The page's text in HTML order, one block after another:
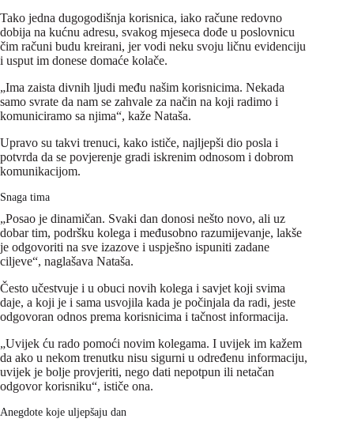
Tako jedna dugogodišnja korisnica, iako račune redovno
dobija na kućnu adresu, svakog mjeseca dođe u poslovnicu
čim računi budu kreirani, jer vodi neku svoju ličnu evidenciju
i usput im donese domaće kolače.
„Ima zaista divnih ljudi među našim korisnicima. Nekada
samo svrate da nam se zahvale za način na koji radimo i
komuniciramo sa njima“, kaže Nataša.
Upravo su takvi trenuci, kako ističe, najljepši dio posla i
potvrda da se povjerenje gradi iskrenim odnosom i dobrom
komunikacijom.
Snaga tima
„Posao je dinamičan. Svaki dan donosi nešto novo, ali uz
dobar tim, podršku kolega i međusobno razumijevanje, lakše
je odgovoriti na sve izazove i uspješno ispuniti zadane
ciljeve“, naglašava Nataša.
Često učestvuje i u obuci novih kolega i savjet koji svima
daje, a koji je i sama usvojila kada je počinjala da radi, jeste
odgovoran odnos prema korisnicima i tačnost informacija.
„Uvijek ću rado pomoći novim kolegama. I uvijek im kažem
da ako u nekom trenutku nisu sigurni u određenu informaciju,
uvijek je bolje provjeriti, nego dati nepotpun ili netačan
odgovor korisniku“, ističe ona.
Anegdote koje uljepšaju dan